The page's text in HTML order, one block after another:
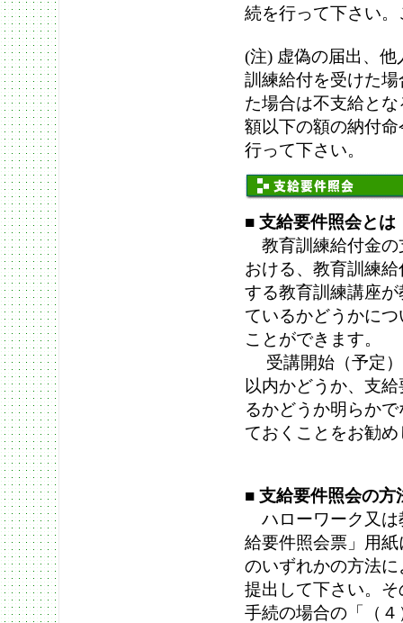
続を行って下さい
(注) 虚偽の届出、
訓練給付を受けた
た場合は不支給と
額以下の額の納付
行って下さい。
■ 支給要件照会とは
教育訓練給付金の
おける、教育訓練
する教育訓練講座
ているかどうかに
ことができます。
受講開始（予定）
以内かどうか、支
るかどうか明らか
ておくことをお勧
■ 支給要件照会の方
ハローワーク又は
給要件照会票」用
のいずれかの方法
提出して下さい。
手続の場合の「（